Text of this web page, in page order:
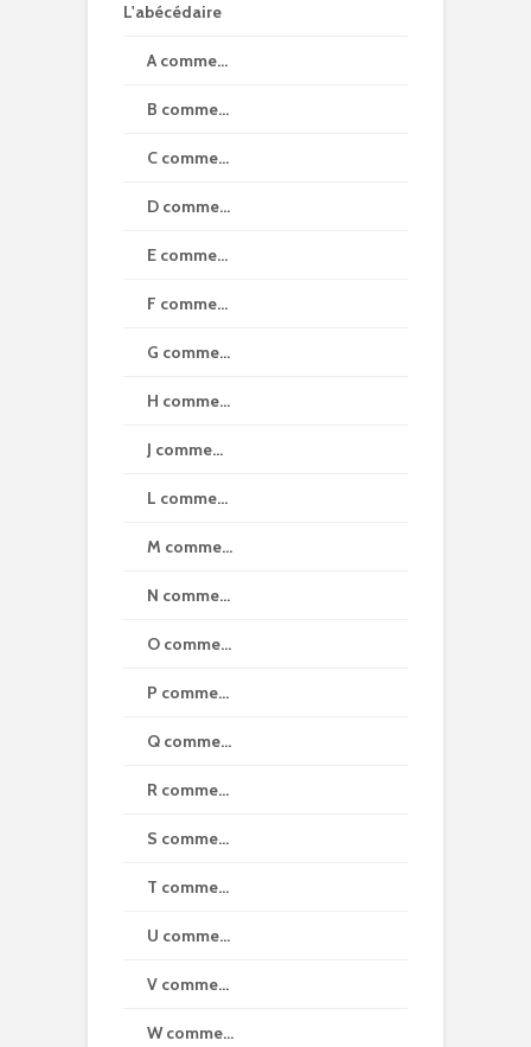
L'abécédaire
A comme…
B comme…
C comme…
D comme…
E comme…
F comme…
G comme…
H comme…
J comme…
L comme…
M comme…
N comme…
O comme…
P comme…
Q comme…
R comme…
S comme…
T comme…
U comme…
V comme…
W comme…